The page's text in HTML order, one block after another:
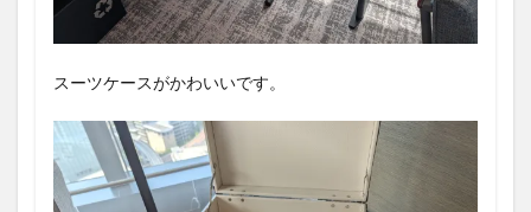
スーツケースがかわいいです。